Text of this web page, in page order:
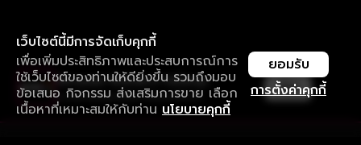
เว็บไซต์นี้มีการจัดเก็บคุกกี้
เพื่อเพิ่มประสิทธิภาพและประสบการณ์การ
ใช้เว็บไซต์ของท่านให้ดียิ่งขึ้น รวมถึงมอบ
ข้อเสนอ กิจกรรม ส่งเสริมการขาย เลือก
เนื้อหาที่เหมาะสมให้กับท่าน นโยบายคุกกี้
การตั้งค่าคุกกี้
ยอมรับ
ใช้งานแอป ลื่นไหลกว่า ไม่มีสะดุด
ดาวน์โหลดแอปเพื่อการรับชมที่ดีกว่า เปิด